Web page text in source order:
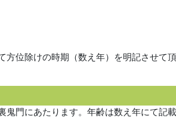
位除けの時期（数え年）を明記させて
門にあたります。年齢は数え年にて記